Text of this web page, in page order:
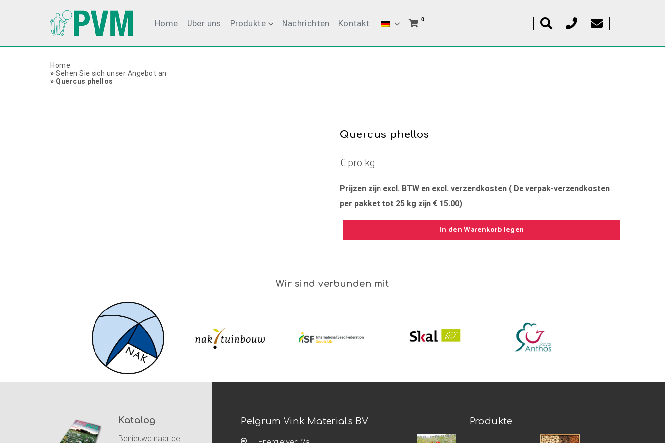
Home Uber uns Produkte Nachrichten Kontakt 0
Home
» Sehen Sie sich unser Angebot an
» Quercus phellos
Quercus phellos
€ pro kg
Prijzen zijn excl. BTW en excl. verzendkosten ( De verpak-verzendkosten
per pakket tot 25 kg zijn € 15.00)
In den Warenkorb legen
Wir sind verbunden mit
Katalog
Benieuwd naar de
Pelgrum Vink Materials BV Produkte